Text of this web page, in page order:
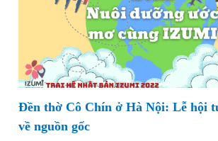
Đền thờ Cô Chín ở Hà Nội: Lễ hội
về nguồn gốc